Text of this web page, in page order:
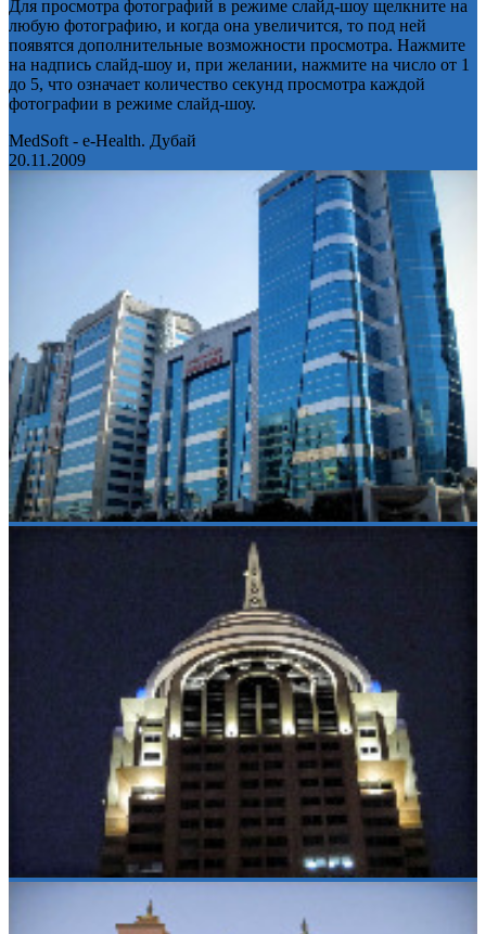
Для просмотра фотографий в режиме слайд-шоу щелкните на
любую фотографию, и когда она увеличится, то под ней
появятся дополнительные возможности просмотра. Нажмите
на надпись слайд-шоу и, при желании, нажмите на число от 1
до 5, что означает количество секунд просмотра каждой
фотографии в режиме слайд-шоу.
MedSoft - e-Health. Дубай
20.11.2009